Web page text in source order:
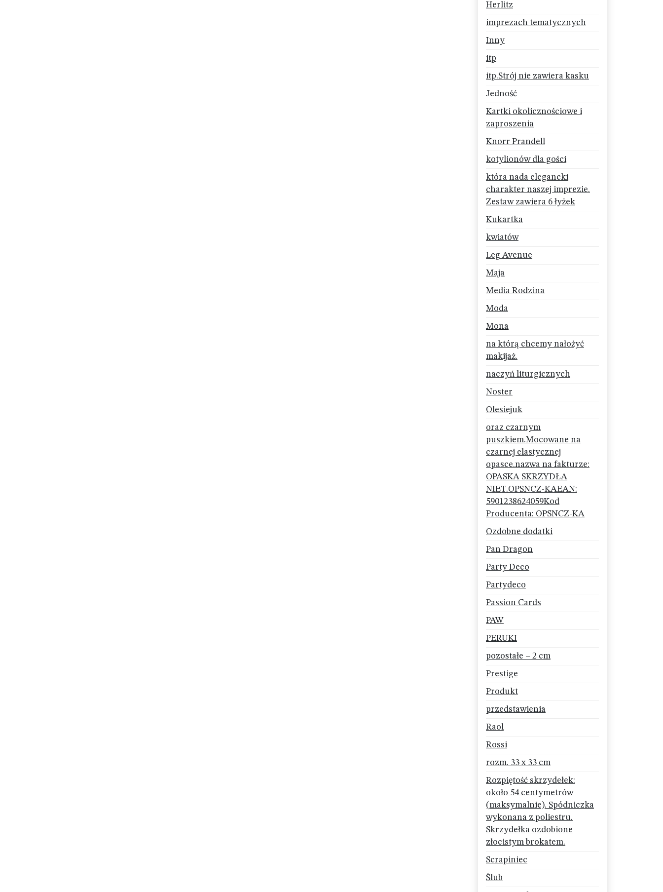
Herlitz
imprezach tematycznych
Inny
itp
itp.Strój nie zawiera kasku
Jedność
Kartki okolicznościowe i
zaproszenia
Knorr Prandell
kotylionów dla gości
która nada elegancki
charakter naszej imprezie.
Zestaw zawiera 6 łyżek
Kukartka
kwiatów
Leg Avenue
Maja
Media Rodzina
Moda
Mona
na którą chcemy nałożyć
makijaż.
naczyń liturgicznych
Noster
Olesiejuk
oraz czarnym
puszkiem.Mocowane na
czarnej elastycznej
opasce.nazwa na fakturze:
OPASKA SKRZYDŁA
NIET.OPSNCZ-KAEAN:
5901238624059Kod
Producenta: OPSNCZ-KA
Ozdobne dodatki
Pan Dragon
Party Deco
Partydeco
Passion Cards
PAW
PERUKI
pozostałe – 2 cm
Prestige
Produkt
przedstawienia
Raol
Rossi
rozm. 33 x 33 cm
Rozpiętość skrzydełek:
około 54 centymetrów
(maksymalnie). Spódniczka
wykonana z poliestru.
Skrzydełka ozdobione
złocistym brokatem.
Scrapiniec
Ślub